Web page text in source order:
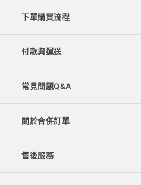
下單購買流程
付款與運送
常見問題Q&A
關於合併訂單
售後服務